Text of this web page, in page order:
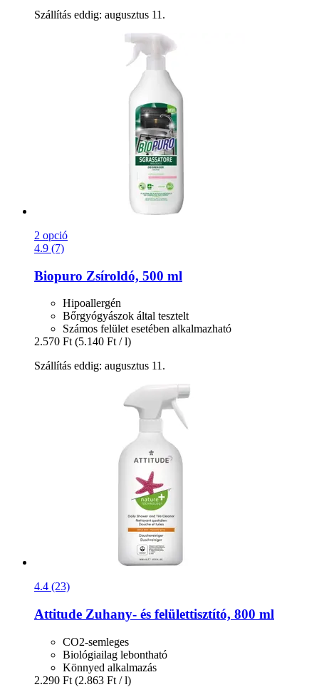
Szállítás eddig: augusztus 11.
2 opció
4.9 (7)
Biopuro Zsíroldó, 500 ml
Hipoallergén
Bőrgyógyászok által tesztelt
Számos felület esetében alkalmazható
2.570 Ft (5.140 Ft / l)
Szállítás eddig: augusztus 11.
4.4 (23)
Attitude Zuhany-​ és felülettisztító, 800 ml
CO2-semleges
Biológiailag lebontható
Könnyed alkalmazás
2.290 Ft (2.863 Ft / l)